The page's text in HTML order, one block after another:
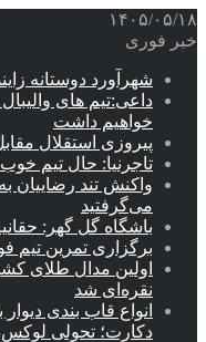
۱۴۰۵/۰۵/۱۸
خبر فوری
شهرآورد دوستانه
داعی:تیم های
خواهیم داشت
پیروزی استقلال
تاجرنیا: حال تیم
واکنش تند رضاییان
می‌گرفتید
باشگاه گل گهر:
برگزاری تمرین تیم
اولین مدال طلای
نقره‌ای شد
انواع قاب بندی
دکارت؛ تحولی